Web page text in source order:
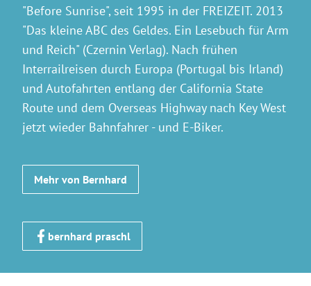
"Before Sunrise", seit 1995 in der FREIZEIT. 2013
"Das kleine ABC des Geldes. Ein Lesebuch für Arm
und Reich" (Czernin Verlag). Nach frühen
Interrailreisen durch Europa (Portugal bis Irland)
und Autofahrten entlang der California State
Route und dem Overseas Highway nach Key West
jetzt wieder Bahnfahrer - und E-Biker.
Mehr von Bernhard
bernhard praschl